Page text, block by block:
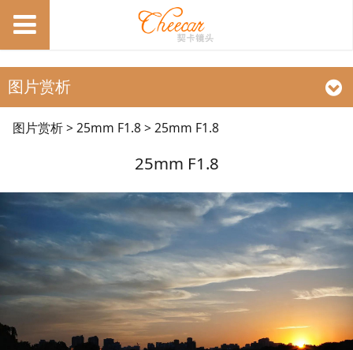
图片赏析
25mm F1.8
图片赏析>25mm F1.8>25mm F1.8
25mm F1.8